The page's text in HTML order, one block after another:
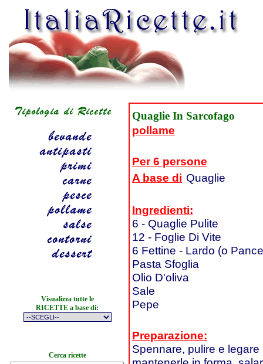
Visualizza tutte le
RICETTE a base di:
Cerca ricette
Quaglie In Sarcofago
pollame
Per 6 persone
A base di Quaglie
Ingredienti:
6 - Quaglie Pulite
12 - Foglie Di Vite
6 Fettine - Lardo (o
Pasta Sfoglia
Olio D'oliva
Sale
Pepe
Preparazione:
Spennare, pulire e